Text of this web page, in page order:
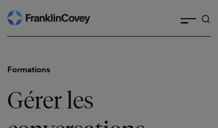
Skip
to
Formations
Gérer les